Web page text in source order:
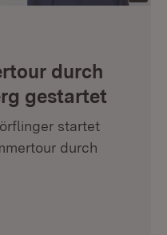
durch
gestartet
startet
durch